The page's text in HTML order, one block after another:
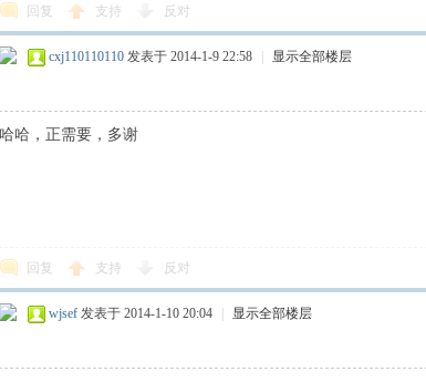
回复 支持 反对
cxj110110110 发表于 2014-1-9 22:58 显示全部楼层
哈哈，正需要，多谢
回复 支持 反对
wjsef 发表于 2014-1-10 20:04 显示全部楼层